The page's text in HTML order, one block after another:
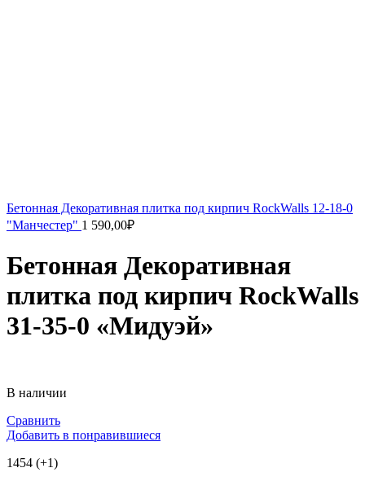
Бетонная Декоративная плитка под кирпич RockWalls 12-18-0
"Манчестер" 1 590,00₽
Бетонная Декоративная
плитка под кирпич RockWalls
31-35-0 «Мидуэй»
В наличии
Сравнить
Добавить в понравившиеся
1454 (+1)